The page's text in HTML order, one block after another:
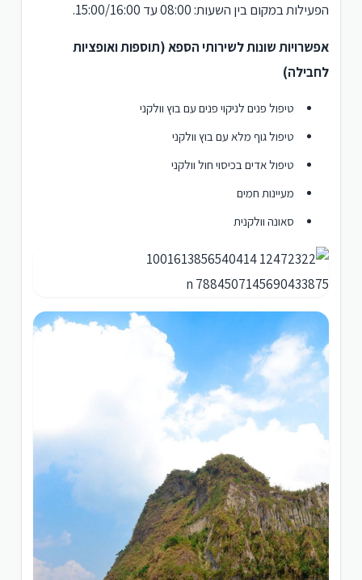
הפעילות במקום בין השעות: 08:00 עד 15:00/16:00.
אפשרויות שונות לשירותי הספא (תוספות ואופציות
לחבילה)
טיפול פנים לניקוי פנים עם בוץ וולקני
טיפול גוף מלא עם בוץ וולקני
טיפול אדים בכיסוי חול וולקני
מעיינות חמים
סאונה וולקנית